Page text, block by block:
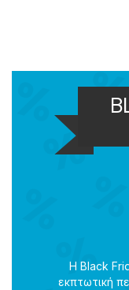
Η Black
εκπτωτική